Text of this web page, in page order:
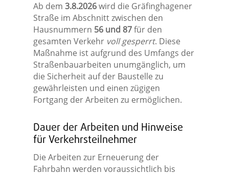
Ab dem 3.8.2026wird die Gräfinghagener
Straße im Abschnitt zwischen den
Hausnummern 56 und 87für den
gesamten Verkehr voll gesperrt. Diese
Maßnahme ist aufgrund des Umfangs der
Straßenbauarbeiten unumgänglich, um
die Sicherheit auf der Baustelle zu
gewährleisten und einen zügigen
Fortgang der Arbeiten zu ermöglichen.
Dauer der Arbeiten und Hinweise
für Verkehrsteilnehmer
Die Arbeiten zur Erneuerung der
Fahrbahn werden voraussichtlich bis